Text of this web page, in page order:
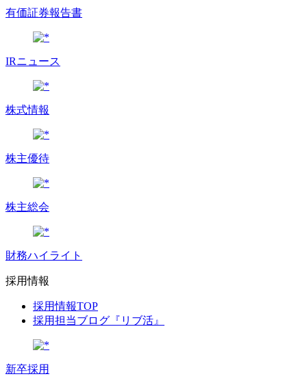
有価証券報告書
IRニュース
株式情報
株主優待
株主総会
財務ハイライト
採用情報
採用情報TOP
採用担当ブログ『リブ活』
新卒採用